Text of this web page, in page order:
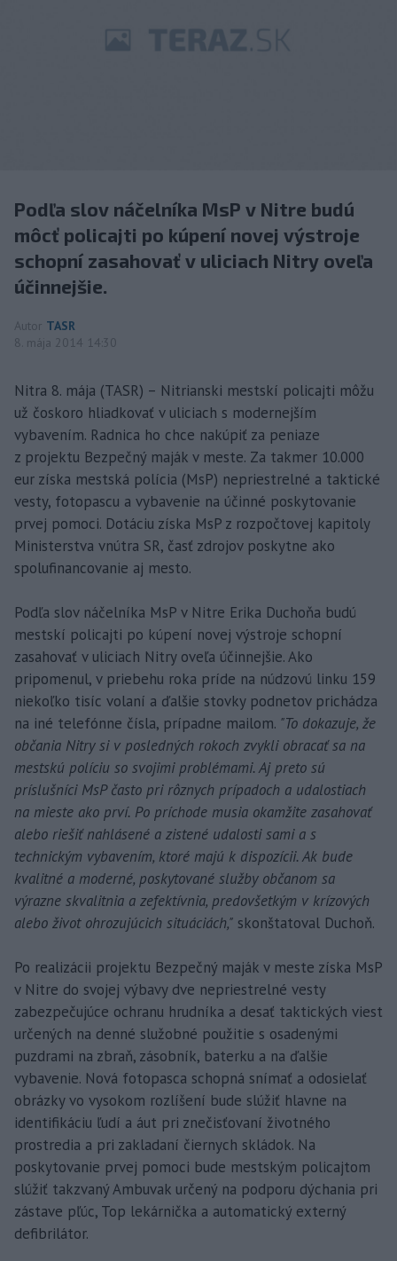
Podľa slov náčelníka MsP v Nitre budú
môcť policajti po kúpení novej výstroje
schopní zasahovať v uliciach Nitry oveľa
účinnejšie.
Autor TASR
8. mája 2014 14:30
Nitra 8. mája (TASR) – Nitrianski mestskí policajti môžu
už čoskoro hliadkovať v uliciach s modernejším
vybavením. Radnica ho chce nakúpiť za peniaze
z projektu Bezpečný maják v meste. Za takmer 10.000
eur získa mestská polícia (MsP) nepriestrelné a taktické
vesty, fotopascu a vybavenie na účinné poskytovanie
prvej pomoci. Dotáciu získa MsP z rozpočtovej kapitoly
Ministerstva vnútra SR, časť zdrojov poskytne ako
spolufinancovanie aj mesto.
Podľa slov náčelníka MsP v Nitre Erika Duchoňa budú
mestskí policajti po kúpení novej výstroje schopní
zasahovať v uliciach Nitry oveľa účinnejšie. Ako
pripomenul, v priebehu roka príde na núdzovú linku 159
niekoľko tisíc volaní a ďalšie stovky podnetov prichádza
na iné telefónne čísla, prípadne mailom. "To dokazuje, že
občania Nitry si v posledných rokoch zvykli obracať sa na
mestskú políciu so svojimi problémami. Aj preto sú
príslušníci MsP často pri rôznych prípadoch a udalostiach
na mieste ako prví. Po príchode musia okamžite zasahovať
alebo riešiť nahlásené a zistené udalosti sami a s
technickým vybavením, ktoré majú k dispozícii. Ak bude
kvalitné a moderné, poskytované služby občanom sa
výrazne skvalitnia a zefektívnia, predovšetkým v krízových
alebo život ohrozujúcich situáciách," skonštatoval Duchoň.
Po realizácii projektu Bezpečný maják v meste získa MsP
v Nitre do svojej výbavy dve nepriestrelné vesty
zabezpečujúce ochranu hrudníka a desať taktických viest
určených na denné služobné použitie s osadenými
puzdrami na zbraň, zásobník, baterku a na ďalšie
vybavenie. Nová fotopasca schopná snímať a odosielať
obrázky vo vysokom rozlíšení bude slúžiť hlavne na
identifikáciu ľudí a áut pri znečisťovaní životného
prostredia a pri zakladaní čiernych skládok. Na
poskytovanie prvej pomoci bude mestským policajtom
slúžiť takzvaný Ambuvak určený na podporu dýchania pri
zástave pľúc, Top lekárnička a automatický externý
defibrilátor.